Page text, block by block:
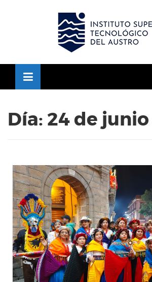
Día: 24 de